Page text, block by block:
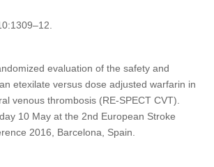
evaluation of the safety and
etexilate versus dose adjusted warfarin in
venous thrombosis (RE-SPECT CVT).
10 May at the 2nd European Stroke
2016, Barcelona, Spain.